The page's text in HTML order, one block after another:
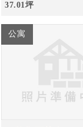
37.01坪
公寓